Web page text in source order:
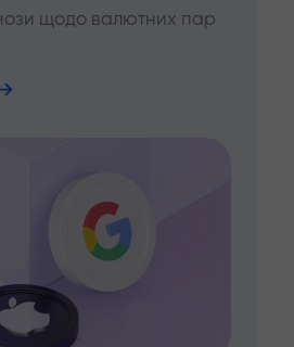
щодо валютних пар